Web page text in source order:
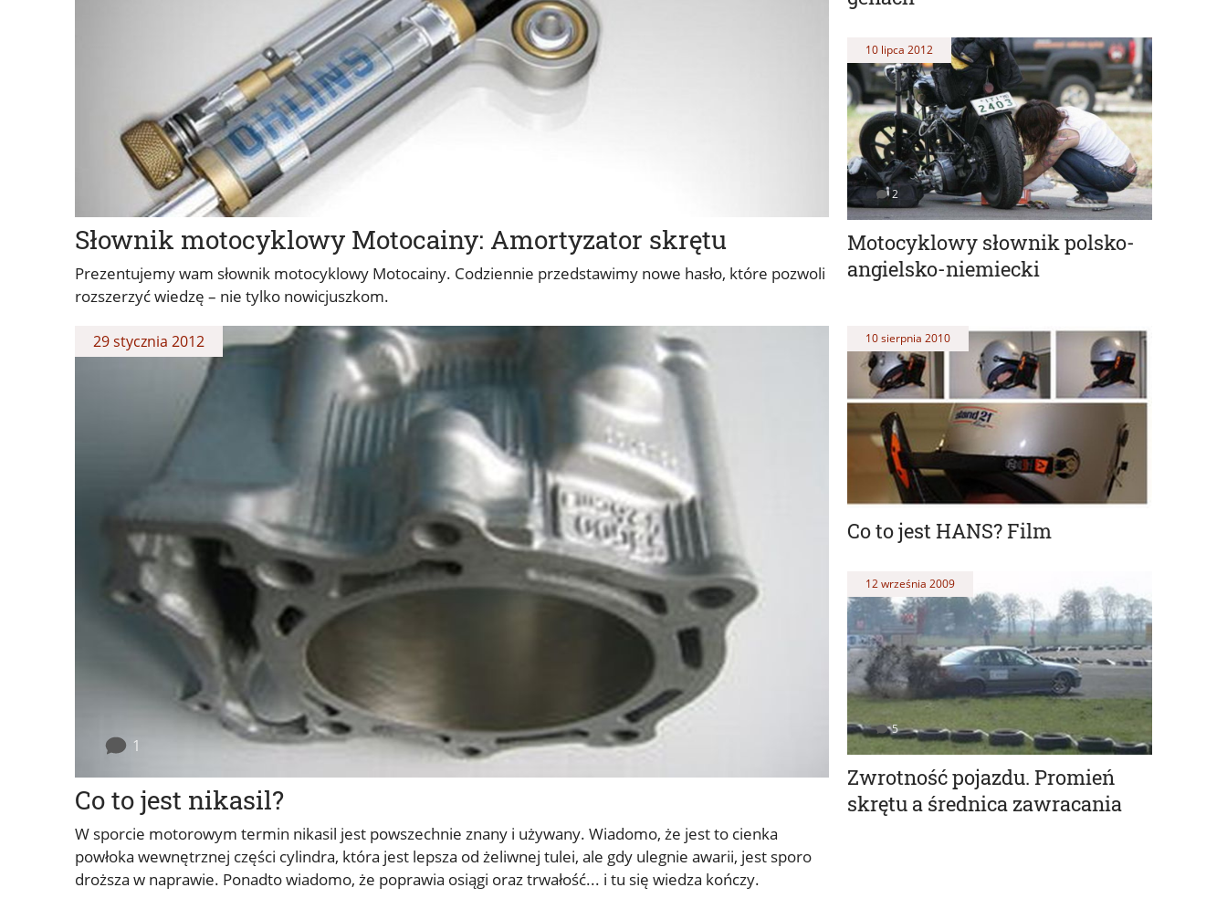
Słownik motocyklowy Motocainy: Amortyzator skrętu
Prezentujemy wam słownik motocyklowy Motocainy. Codziennie przedstawimy nowe hasło, które pozwoli
rozszerzyć wiedzę – nie tylko nowicjuszkom.
Motocyklowy słownik polsko-
angielsko-niemiecki
10 lipca 2012
2
Co to jest nikasil?
29 stycznia 2012
1
W sporcie motorowym termin nikasil jest powszechnie znany i używany. Wiadomo, że jest to cienka
powłoka wewnętrznej części cylindra, która jest lepsza od żeliwnej tulei, ale gdy ulegnie awarii, jest sporo
droższa w naprawie. Ponadto wiadomo, że poprawia osiągi oraz trwałość... i tu się wiedza kończy.
Co to jest HANS? Film
10 sierpnia 2010
Zwrotność pojazdu. Promień
skrętu a średnica zawracania
12 września 2009
5